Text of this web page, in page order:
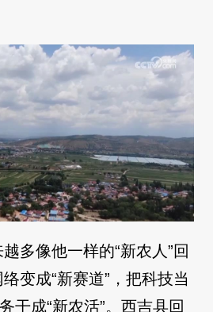
多像他一样的“新农人”回
变成“新赛道”，把科技当
干成“新农活”。西吉县回